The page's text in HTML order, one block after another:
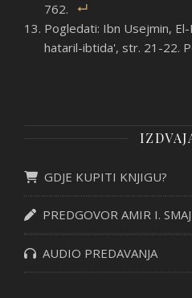
762.
Pogledati: Ibn Usejmin,
hataril-ibtida', str. 21-22.
GDJE KUPITI KNJIGU?
PREDGOVOR AMIR I.
AUDIO PREDAVANJA